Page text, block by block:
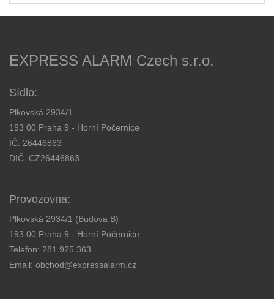
EXPRESS ALARM Czech s.r.o.
Sídlo:
Plkovská 2934/1
193 00 Praha 9 - Horní Počernice
IČ: 26446863
DIČ: CZ26446863
Provozovna:
Plkovská 2934/1 (Budova B)
193 00 Praha 9 - Horní Počernice
Telefon: 281 925 363
Email: obchod@expressalarm.cz